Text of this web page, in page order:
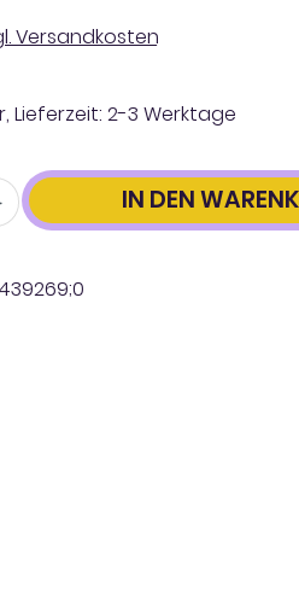
Versandkosten
2-3 Werktage
IN DEN